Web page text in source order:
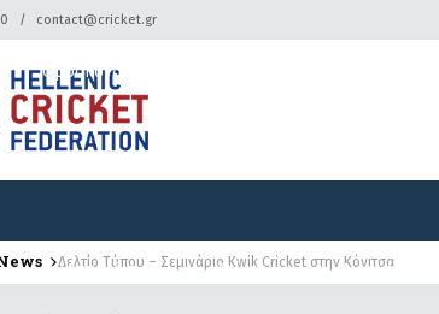
contact@cricket.gr
Ομοσπονδία Κρίκετ Διοργανώσεις
Ομοσπονδία
Δελτίο Τύπου – Σεμινάριο Kwik Cricket στην Κόνιτσα